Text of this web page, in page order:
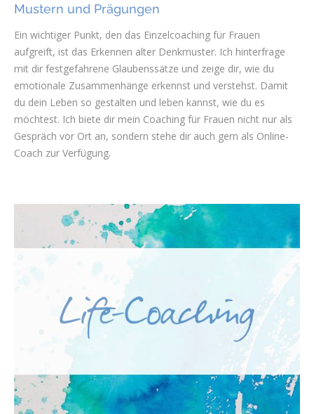
Mustern und Prägungen
Ein wichtiger Punkt, den das Einzelcoaching für Frauen
aufgreift, ist das Erkennen alter Denkmuster. Ich hinterfrage
mit dir festgefahrene Glaubenssätze und zeige dir, wie du
emotionale Zusammenhänge erkennst und verstehst. Damit
du dein Leben so gestalten und leben kannst, wie du es
möchtest. Ich biete dir mein Coaching für Frauen nicht nur als
Gespräch vor Ort an, sondern stehe dir auch gern als Online-
Coach zur Verfügung.